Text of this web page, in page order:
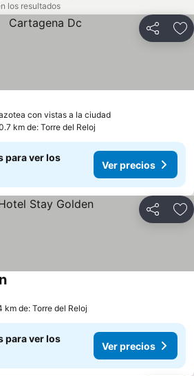
los resultados
Compartir
con vistas a la ciudadVer precios
km de: Torre del Reloj
para ver los
Ver precios
Compartir
Ver precios
km de: Torre del Reloj
para ver los
Ver precios